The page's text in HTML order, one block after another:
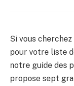
Si vous
pour votre liste
notre guide des
propose sept